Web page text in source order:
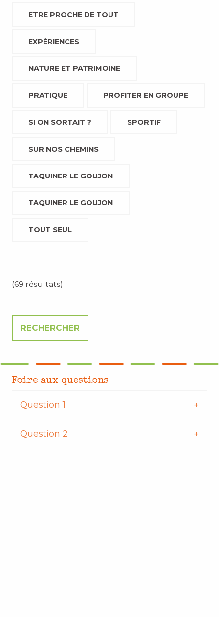
ETRE PROCHE DE TOUT
EXPÉRIENCES
NATURE ET PATRIMOINE
PRATIQUE PROFITER EN GROUPE
SI ON SORTAIT ? SPORTIF
SUR NOS CHEMINS
TAQUINER LE GOUJON
TAQUINER LE GOUJON
TOUT SEUL
(69 résultats)
Foire aux questions
Question 1
Question 2